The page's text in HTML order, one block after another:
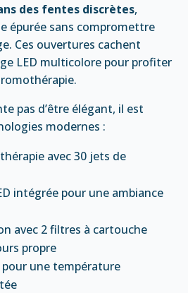
des fentes discrètes,
épurée sans compromettre
Ces ouvertures cachent
LED multicolore pour profiter
pas d’être élégant, il est
modernes :
avec 30 jets de
intégrée pour une ambiance
avec 2 filtres à cartouche
propre
une température